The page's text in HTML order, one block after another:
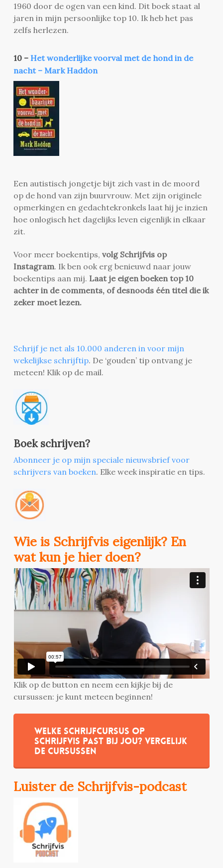
1960 door de ogen van een kind. Dit boek staat al
jaren in mijn persoonlijke top 10. Ik heb het pas
zelfs herlezen.
10 – Het wonderlijke voorval met de hond in de
nacht – Mark Haddon
Een autistisch jongetje bijt zich vast in de moord
op de hond van zijn buurvrouw. Met zijn originele
opmerkingen en gedachtekronkels laat hij je inzien
hoe onlogisch het dagelijks leven eigenlijk in elkaar
zit.
Voor meer boekentips, volg Schrijfvis op
Instagram. Ik ben ook erg benieuwd naar jouw
boekentips aan mij. Laat je eigen boeken top 10
achter in de comments, of desnoods één titel die ik
zeker moet lezen.
Schrijf je net als 10.000 anderen in voor mijn
wekelijkse schrijftip. De ‘gouden’ tip ontvang je
meteen! Klik op de mail.
Boek schrijven?
Abonneer je op mijn speciale nieuwsbrief voor
schrijvers van boeken. Elke week inspiratie en tips.
Wie is Schrijfvis eigenlijk? En
wat kun je hier doen?
Klik op de button en neem een kijkje bij de
cursussen: je kunt meteen beginnen!
Welke schrijfcursus op
Schrijfvis past bij jou? Vergelijk
de cursussen
Luister de Schrijfvis-podcast